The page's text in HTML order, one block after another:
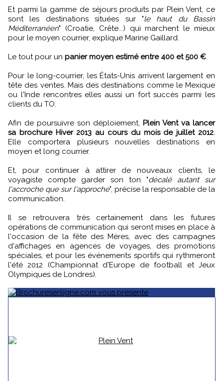
Et parmi la gamme de séjours produits par Plein Vent, ce
sont les destinations situées sur "le haut du Bassin
Méditerranéen" (Croatie, Crête...) qui marchent le mieux
pour le moyen courrier, explique Marine Gaillard.
Le tout pour un panier moyen estimé entre 400 et 500 €.
Pour le long-courrier, les États-Unis arrivent largement en
tête des ventes. Mais des destinations comme le Mexique
ou l'Inde rencontres elles aussi un fort succès parmi les
clients du TO.
Afin de poursuivre son déploiement, Plein Vent va lancer
sa brochure Hiver 2013 au cours du mois de juillet 2012.
Elle comportera plusieurs nouvelles destinations en
moyen et long courrier.
Et, pour continuer à attirer de nouveaux clients, le
voyagiste compte garder son ton "décalé autant sur
l'accroche que sur l'approche", précise la responsable de la
communication.
Il se retrouvera très certainement dans les futures
opérations de communication qui seront mises en place à
l'occasion de la fête des Mères, avec des campagnes
d'affichages en agences de voyages, des promotions
spéciales, et pour les événements sportifs qui rythmeront
l'été 2012 (Championnat d'Europe de football et Jeux
Olympiques de Londres).